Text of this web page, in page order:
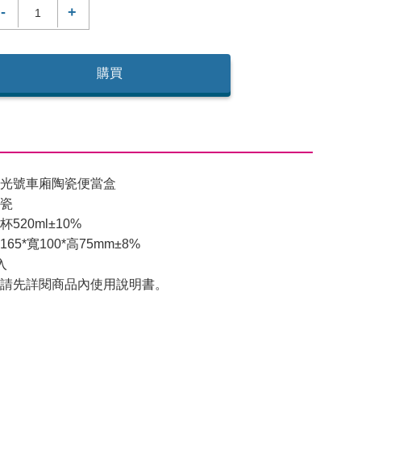
- +
購買
號車廂陶瓷便當盒
520ml±10%
寬100*高75mm±8%
先詳閱商品內使用說明書。